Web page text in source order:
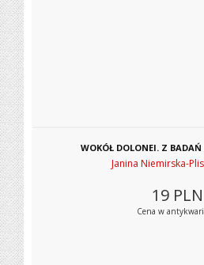
WOKÓŁ DOLONEI. Z
Janina Niemirska-
19 PLN
Cena w